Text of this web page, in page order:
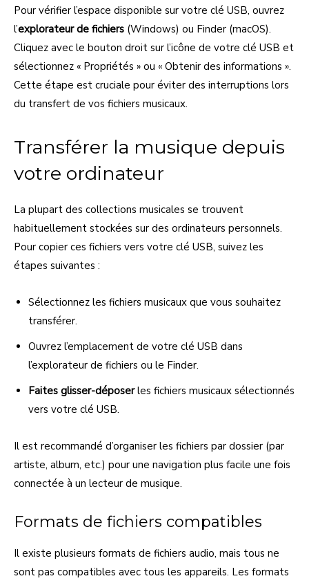
Pour vérifier l’espace disponible sur votre clé USB, ouvrez
l’explorateur de fichiers (Windows) ou Finder (macOS).
Cliquez avec le bouton droit sur l’icône de votre clé USB et
sélectionnez « Propriétés » ou « Obtenir des informations ».
Cette étape est cruciale pour éviter des interruptions lors
du transfert de vos fichiers musicaux.
Transférer la musique depuis
votre ordinateur
La plupart des collections musicales se trouvent
habituellement stockées sur des ordinateurs personnels.
Pour copier ces fichiers vers votre clé USB, suivez les
étapes suivantes :
Sélectionnez les fichiers musicaux que vous souhaitez
transférer.
Ouvrez l’emplacement de votre clé USB dans
l’explorateur de fichiers ou le Finder.
Faites glisser-déposerles fichiers musicaux sélectionnés
vers votre clé USB.
Il est recommandé d’organiser les fichiers par dossier (par
artiste, album, etc.) pour une navigation plus facile une fois
connectée à un lecteur de musique.
Formats de fichiers compatibles
Il existe plusieurs formats de fichiers audio, mais tous ne
sont pas compatibles avec tous les appareils. Les formats